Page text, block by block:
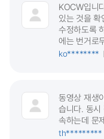
KOCW입니
있는 것을
수정하도록
에는 번거로
ko********
동영상 재생
습니다. 동시
속하는데 문
th*********